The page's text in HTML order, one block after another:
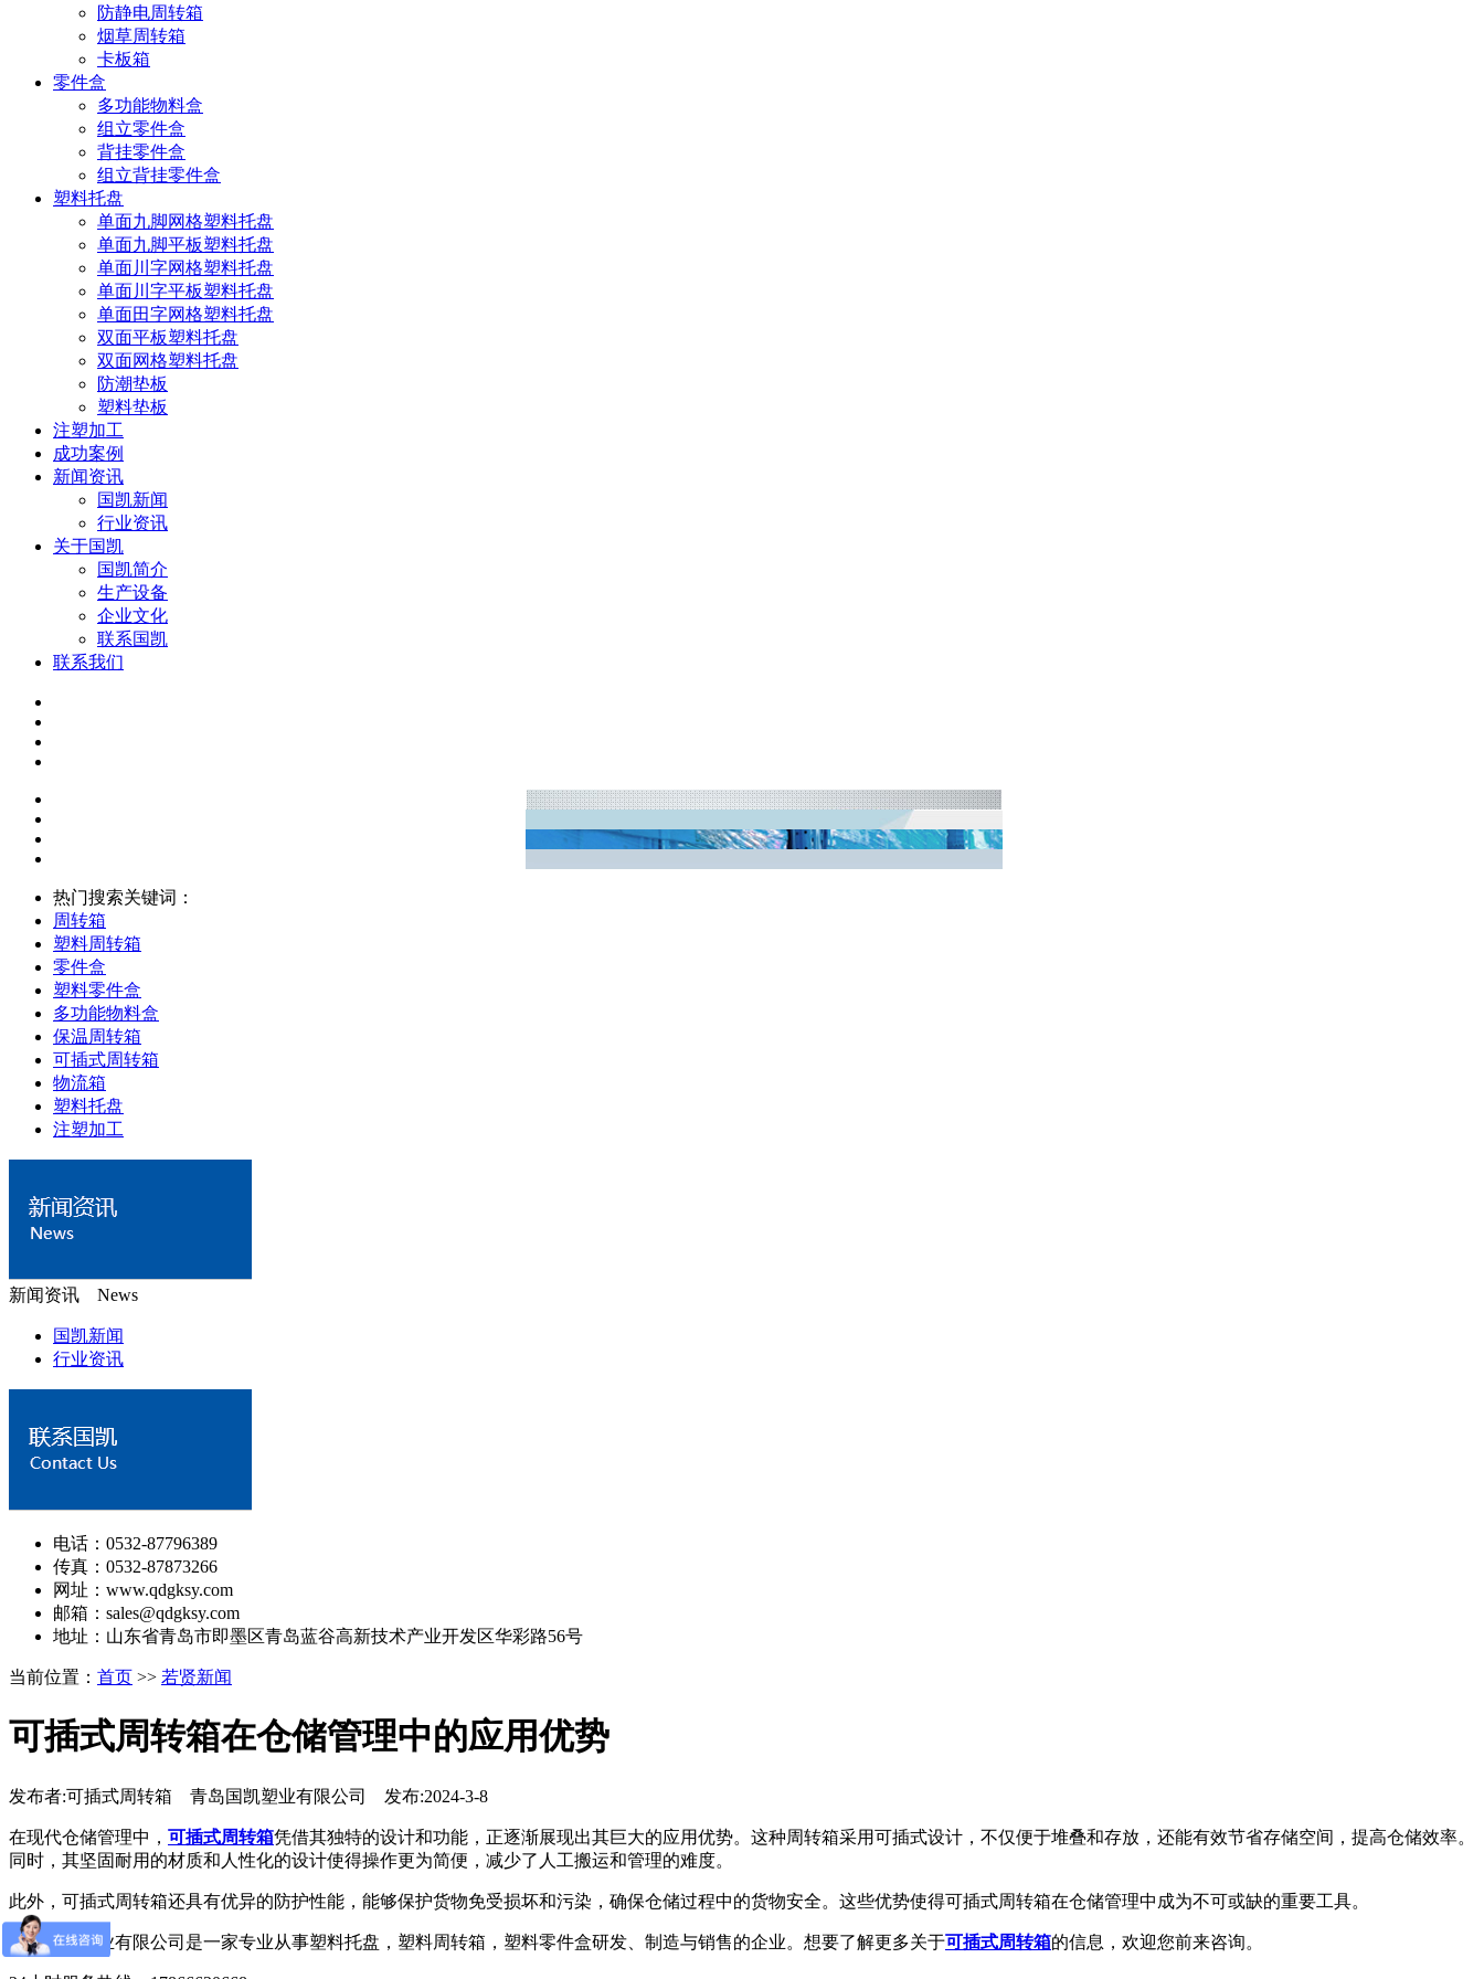
防静电周转箱
烟草周转箱
卡板箱
零件盒
多功能物料盒
组立零件盒
背挂零件盒
组立背挂零件盒
塑料托盘
单面九脚网格塑料托盘
单面九脚平板塑料托盘
单面川字网格塑料托盘
单面川字平板塑料托盘
单面田字网格塑料托盘
双面平板塑料托盘
双面网格塑料托盘
防潮垫板
塑料垫板
注塑加工
成功案例
新闻资讯
国凯新闻
行业资讯
关于国凯
国凯简介
生产设备
企业文化
联系国凯
联系我们
热门搜索关键词：
周转箱
塑料周转箱
零件盒
塑料零件盒
多功能物料盒
保温周转箱
可插式周转箱
物流箱
塑料托盘
注塑加工
新闻资讯 News
国凯新闻
行业资讯
电话：0532-87796389
传真：0532-87873266
网址：www.qdgksy.com
邮箱：sales@qdgksy.com
地址：山东省青岛市即墨区青岛蓝谷高新技术产业开发区华彩路56号
当前位置： 首页 >> 若贤新闻
可插式周转箱在仓储管理中的应用优势
发布者:可插式周转箱 青岛国凯塑业有限公司 发布:2024-3-8
在现代仓储管理中， 可插式周转箱凭借其独特的设计和功能，正逐渐展现出其巨大的应用优势。这种周转箱采用可插式设计，不仅便于堆叠和存放，还能有效节省存储空间，提高仓储效率。
同时，其坚固耐用的材质和人性化的设计使得操作更为简便，减少了人工搬运和管理的难度。
此外，可插式周转箱还具有优异的防护性能，能够保护货物免受损坏和污染，确保仓储过程中的货物安全。这些优势使得可插式周转箱在仓储管理中成为不可或缺的重要工具。
青岛国凯塑业有限公司是一家专业从事塑料托盘，塑料周转箱，塑料零件盒研发、制造与销售的企业。想要了解更多关于可插式周转箱的信息，欢迎您前来咨询。